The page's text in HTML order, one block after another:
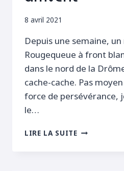
8 avril 2021
Depuis une semaine,
Rougequeue à front
dans le nord de la
cache-cache. Pas
force de persévérance,
le…
LIRE LA SUITELES